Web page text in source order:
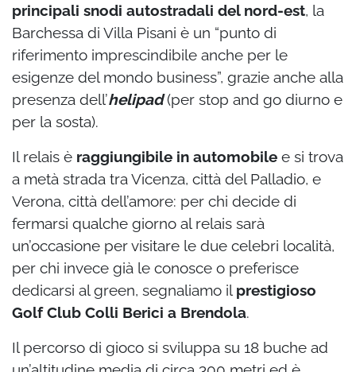
principali snodi autostradali del nord-est, la
Barchessa di Villa Pisani è un “punto di
riferimento imprescindibile anche per le
esigenze del mondo business”, grazie anche alla
presenza dell’helipad(per stop and go diurno e
per la sosta).
Il relais è raggiungibile in automobile e si trova
a metà strada tra Vicenza, città del Palladio, e
Verona, città dell’amore: per chi decide di
fermarsi qualche giorno al relais sarà
un’occasione per visitare le due celebri località,
per chi invece già le conosce o preferisce
dedicarsi al green, segnaliamo il prestigioso
Golf Club Colli Berici a Brendola.
Il percorso di gioco si sviluppa su 18 buche ad